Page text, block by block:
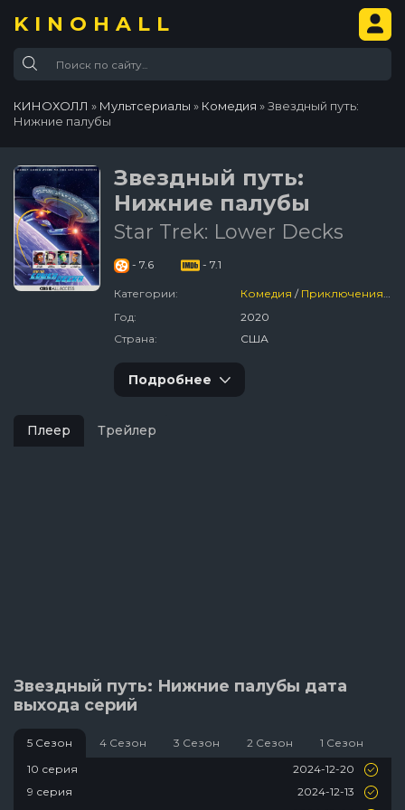
KINOHALL
КИНОХОЛЛ » Мультсериалы » Комедия » Звездный путь:
Нижние палубы
Звездный путь:
Нижние палубы
Star Trek: Lower Decks
- 7.6 - 7.1
Категории: Комедия / Приключения/
Год:
2020
Страна:
США
Подробнее
Плеер Трейлер
Звездный путь: Нижние палубы дата
выхода серий
5 Сезон 4 Сезон 3 Сезон 2 Сезон
1 Сезон
10 серия
2024-12-20
9 серия
2024-12-13